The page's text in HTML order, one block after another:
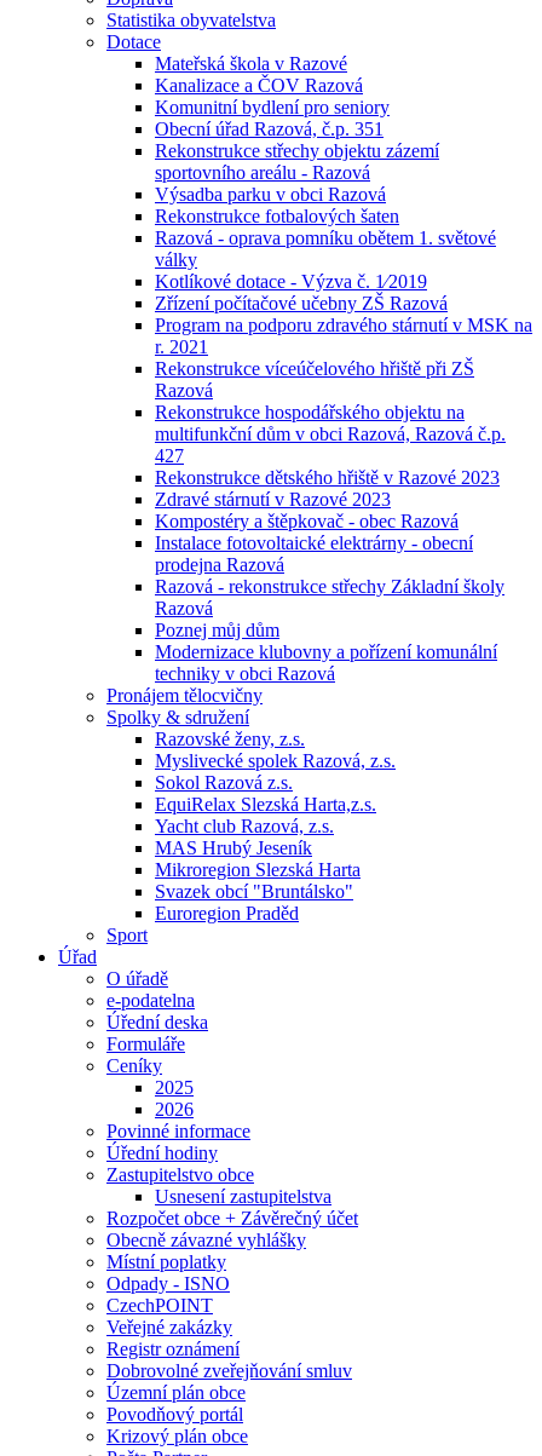
Statistika obyvatelstva
Dotace
Mateřská škola v Razové
Kanalizace a ČOV Razová
Komunitní bydlení pro seniory
Obecní úřad Razová, č.p. 351
Rekonstrukce střechy objektu zázemí
sportovního areálu - Razová
Výsadba parku v obci Razová
Rekonstrukce fotbalových šaten
Razová - oprava pomníku obětem 1. světové
války
Kotlíkové dotace - Výzva č. 1⁄2019
Zřízení počítačové učebny ZŠ Razová
Program na podporu zdravého stárnutí v MSK na
r. 2021
Rekonstrukce víceúčelového hřiště při ZŠ
Razová
Rekonstrukce hospodářského objektu na
multifunkční dům v obci Razová, Razová č.p.
427
Rekonstrukce dětského hřiště v Razové 2023
Zdravé stárnutí v Razové 2023
Kompostéry a štěpkovač - obec Razová
Instalace fotovoltaické elektrárny - obecní
prodejna Razová
Razová - rekonstrukce střechy Základní školy
Razová
Poznej můj dům
Modernizace klubovny a pořízení komunální
techniky v obci Razová
Pronájem tělocvičny
Spolky & sdružení
Razovské ženy, z.s.
Myslivecké spolek Razová, z.s.
Sokol Razová z.s.
EquiRelax Slezská Harta,z.s.
Yacht club Razová, z.s.
MAS Hrubý Jeseník
Mikroregion Slezská Harta
Svazek obcí "Bruntálsko"
Euroregion Praděd
Sport
Úřad
O úřadě
e-podatelna
Úřední deska
Formuláře
Ceníky
2025
2026
Povinné informace
Úřední hodiny
Zastupitelstvo obce
Usnesení zastupitelstva
Rozpočet obce + Závěrečný účet
Obecně závazné vyhlášky
Místní poplatky
Odpady - ISNO
CzechPOINT
Veřejné zakázky
Registr oznámení
Dobrovolné zveřejňování smluv
Územní plán obce
Povodňový portál
Krizový plán obce